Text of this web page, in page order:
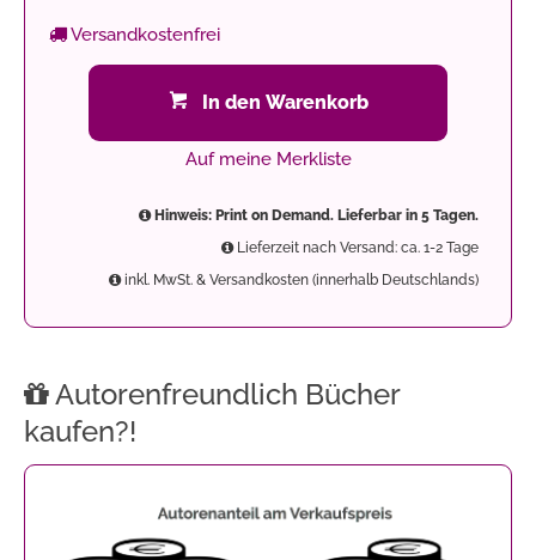
Versandkostenfrei
In den Warenkorb
Auf meine Merkliste
Hinweis: Print on Demand. Lieferbar in 5 Tagen.
Lieferzeit nach Versand: ca. 1-2 Tage
inkl. MwSt. & Versandkosten (innerhalb Deutschlands)
Autorenfreundlich Bücher
kaufen?!